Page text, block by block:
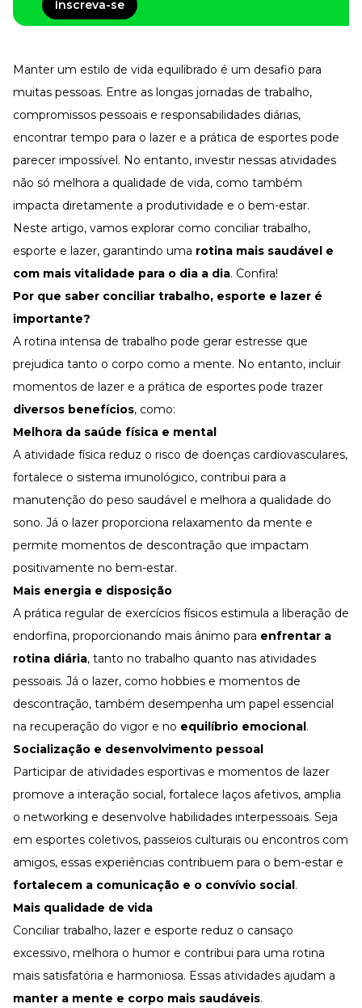
Tudo para facilitar a rotina
Cursos
Cursos
Todos os Cursos
Departamento Pessoal
Para simplificar os processos
Gestão de Empresas e Negócios
Eleve os resultados da organização
Gestão de Pessoas e Liderança
Capacitação com especialistas
Recursos Humanos
Fortaleça a cultura organizacional
Treinamento de Produto
Desenvolva a sua equipe
Materiais Gratuitos
Materiais Gratuitos
Todos os Materiais Gratuitos
Confira nossos materiais
E-book
Ferramentas e Templates
Para agilizar o seu trabalho
Infográfico
Conteúdo prático e rápido
Kits
Materiais centralizados
Lives
Newsletters
Inscreva-se
Manter um estilo de vida equilibrado é um desafio para
muitas pessoas. Entre as longas jornadas de trabalho,
compromissos pessoais e responsabilidades diárias,
encontrar tempo para o lazer e a prática de esportes pode
parecer impossível. No entanto, investir nessas atividades
não só melhora a qualidade de vida, como também
impacta diretamente a produtividade e o bem-estar.
Neste artigo, vamos explorar como conciliar trabalho,
esporte e lazer, garantindo uma rotina mais saudável e
com mais vitalidade para o dia a dia. Confira!
Por que saber conciliar trabalho, esporte e lazer é
importante?
A rotina intensa de trabalho pode gerar estresse que
prejudica tanto o corpo como a mente. No entanto, incluir
momentos de lazer e a prática de esportes pode trazer
diversos benefícios, como:
Melhora da saúde física e mental
A atividade física reduz o risco de doenças cardiovasculares,
fortalece o sistema imunológico, contribui para a
manutenção do peso saudável e melhora a qualidade do
sono. Já o lazer proporciona relaxamento da mente e
permite momentos de descontração que impactam
positivamente no bem-estar.
Mais energia e disposição
A prática regular de exercícios físicos estimula a liberação de
endorfina, proporcionando mais ânimo para enfrentar a
rotina diária, tanto no trabalho quanto nas atividades
pessoais. Já o lazer, como hobbies e momentos de
descontração, também desempenha um papel essencial
na recuperação do vigor e no equilíbrio emocional.
Socialização e desenvolvimento pessoal
Participar de atividades esportivas e momentos de lazer
promove a interação social, fortalece laços afetivos, amplia
o networking e desenvolve habilidades interpessoais. Seja
em esportes coletivos, passeios culturais ou encontros com
amigos, essas experiências contribuem para o bem-estar e
fortalecem a comunicação e o convívio social.
Mais qualidade de vida
Conciliar trabalho, lazer e esporte reduz o cansaço
excessivo, melhora o humor e contribui para uma rotina
mais satisfatória e harmoniosa. Essas atividades ajudam a
manter a mente e corpo mais saudáveis.